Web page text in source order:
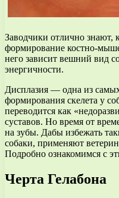
Заводчики отлично знают,
формирование костно-
него зависит вешний вид
энергичности.
Дисплазия — одна из
формирования скелета у
переводится как
суставов. Но время от
на зубы. Дабы избежать
собаки, применяют
Подробно ознакомимся с
Черта Гелабона